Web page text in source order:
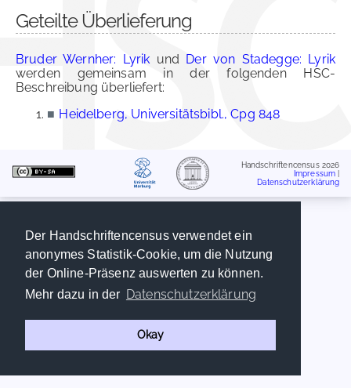
Der Handschriftencensus verwendet ein
anonymes Statistik-Cookie, um die Nutzung
der Online-Präsenz auswerten zu können.
Mehr dazu in der Datenschutzerklärung
Okay
Geteilte Überlieferung
Bruder Wernher: Lyrik und Der von Stadegge: Lyrik
werden gemeinsam in der folgenden HSC-
Beschreibung überliefert:
■ Heidelberg, Universitätsbibl., Cpg 848
Handschriftencensus 2026
Impressum
Datenschutzerklärung